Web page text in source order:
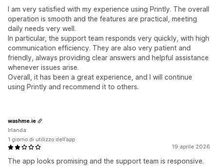
I am very satisfied with my experience using Printly. The overall
operation is smooth and the features are practical, meeting
daily needs very well.
In particular, the support team responds very quickly, with high
communication efficiency. They are also very patient and
friendly, always providing clear answers and helpful assistance
whenever issues arise.
Overall, it has been a great experience, and I will continue
using Printly and recommend it to others.
19 aprile 2026
The app looks promising and the support team is responsive.
washme.ie
Irlanda
1 giorno di utilizzo dell’app